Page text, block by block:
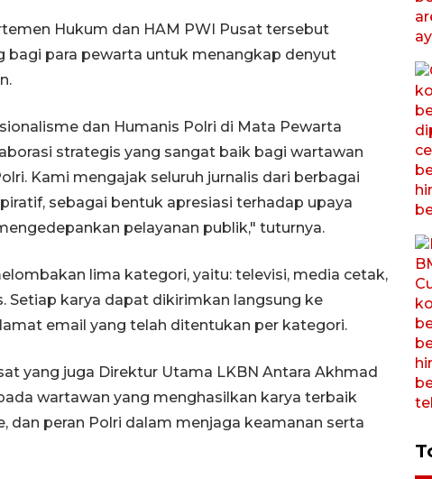
Hukum dan HAM PWI Pusat tersebut
bagi para pewarta untuk menangkap denyut
dan Humanis Polri di Mata Pewarta
strategis yang sangat baik bagi wartawan
Kami mengajak seluruh jurnalis dari berbagai
sebagai bentuk apresiasi terhadap upaya
pelayanan publik," tuturnya.
lima kategori, yaitu: televisi, media cetak,
Setiap karya dapat dikirimkan langsung ke
email yang telah ditentukan per kategori.
yang juga Direktur Utama LKBN Antara Akhmad
wartawan yang menghasilkan karya terbaik
dan peran Polri dalam menjaga keamanan serta